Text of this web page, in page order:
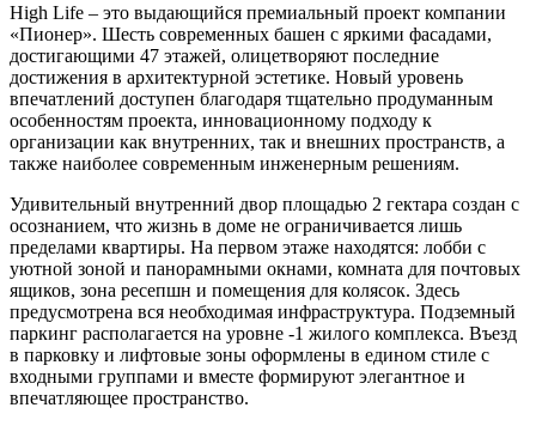
High Life – это выдающийся премиальный проект компании
«Пионер». Шесть современных башен с яркими фасадами,
достигающими 47 этажей, олицетворяют последние
достижения в архитектурной эстетике. Новый уровень
впечатлений доступен благодаря тщательно продуманным
особенностям проекта, инновационному подходу к
организации как внутренних, так и внешних пространств, а
также наиболее современным инженерным решениям.
Удивительный внутренний двор площадью 2 гектара создан с
осознанием, что жизнь в доме не ограничивается лишь
пределами квартиры. На первом этаже находятся: лобби с
уютной зоной и панорамными окнами, комната для почтовых
ящиков, зона ресепшн и помещения для колясок. Здесь
предусмотрена вся необходимая инфраструктура. Подземный
паркинг располагается на уровне -1 жилого комплекса. Въезд
в парковку и лифтовые зоны оформлены в едином стиле с
входными группами и вместе формируют элегантное и
впечатляющее пространство.